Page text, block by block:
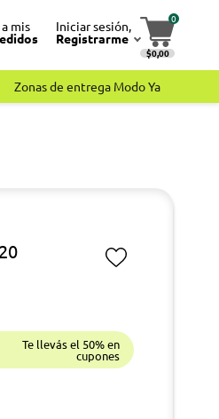
mis Iniciar sesión,
Registrarme
0
$0,00
Zonas de entrega Modo Ya
Te llevás el 50% en
cupones